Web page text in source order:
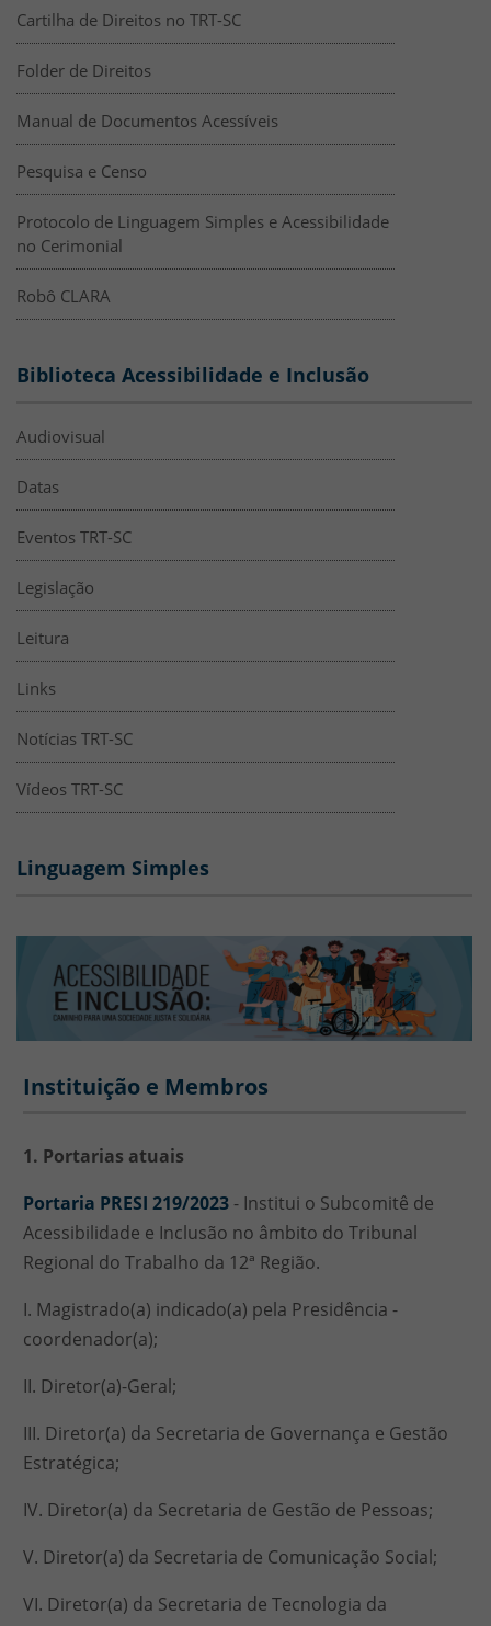
Cartilha de Direitos no TRT-SC
Folder de Direitos
Manual de Documentos Acessíveis
Pesquisa e Censo
Protocolo de Linguagem Simples e Acessibilidade
no Cerimonial
Robô CLARA
Biblioteca Acessibilidade e Inclusão
Audiovisual
Datas
Eventos TRT-SC
Legislação
Leitura
Links
Notícias TRT-SC
Vídeos TRT-SC
Linguagem Simples
ACESSIBILIDADE - Instituição e
Instituição e Membros
1. Portarias atuais
Portaria PRESI 219/2023 - Institui o Subcomitê de
Acessibilidade e Inclusão no âmbito do Tribunal
Regional do Trabalho da 12ª Região.
I. Magistrado(a) indicado(a) pela Presidência -
coordenador(a);
II. Diretor(a)-Geral;
III. Diretor(a) da Secretaria de Governança e Gestão
Estratégica;
IV. Diretor(a) da Secretaria de Gestão de Pessoas;
V. Diretor(a) da Secretaria de Comunicação Social;
VI. Diretor(a) da Secretaria de Tecnologia da